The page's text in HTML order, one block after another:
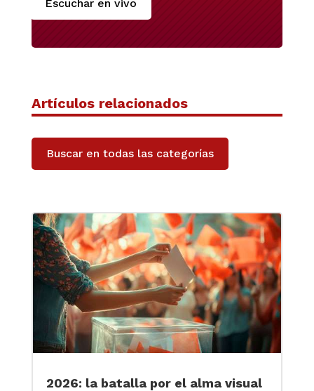
Escuchar en vivo
Artículos relacionados
Buscar en todas las categorías
2026: la batalla por el alma visual